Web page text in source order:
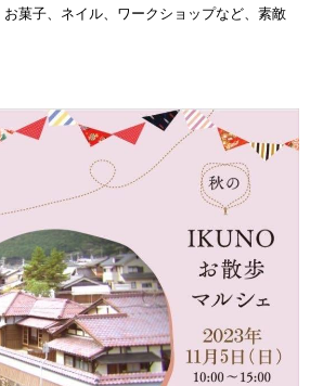
菓子、ネイル、ワークショップなど、素敵